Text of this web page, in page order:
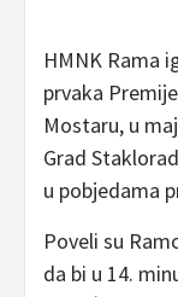
HMNK Rama
prvaka
Mostaru, u
Grad
u pobjedama
Poveli su
da bi u 14.